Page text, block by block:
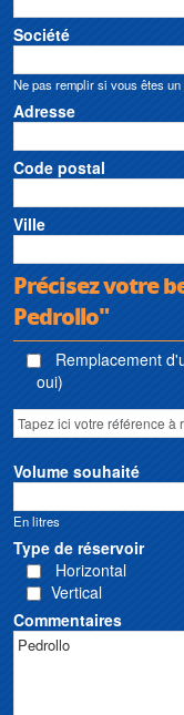
Société
Ne pas remplir si vous êtes
Adresse
Code postal
Ville
Précisez votre
Pedrollo"
Remplacement
oui)
Volume souhaité
En litres
Type de réservoir
Horizontal
Vertical
Commentaires